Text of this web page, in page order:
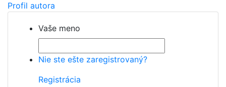
Profil autora
Vaše meno
Nie ste ešte zaregistrovaný?
Registrácia